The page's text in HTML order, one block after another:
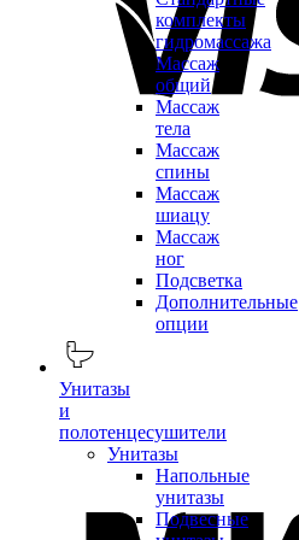
комплекты
гидромассажа
Массаж
общий
Массаж
тела
Массаж
спины
Массаж
шиацу
Массаж
ног
Подсветка
Дополнительные
опции
Унитазы
и
полотенцесушители
Унитазы
Напольные
унитазы
Подвесные